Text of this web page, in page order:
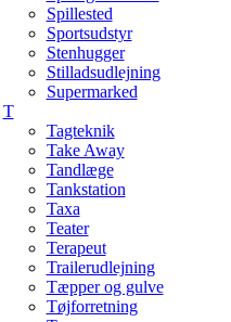
Spillested
Sportsudstyr
Stenhugger
Stilladsudlejning
Supermarked
T
Tagteknik
Take Away
Tandlæge
Tankstation
Taxa
Teater
Terapeut
Trailerudlejning
Tæpper og gulve
Tøjforretning